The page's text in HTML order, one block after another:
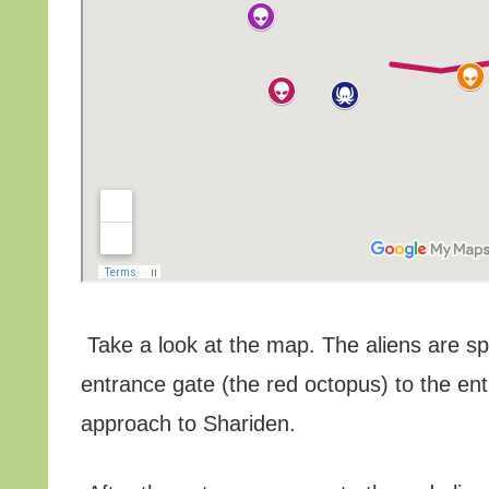
Take a look at the map. The aliens are
entrance gate (the red octopus) to the
approach to Shariden.